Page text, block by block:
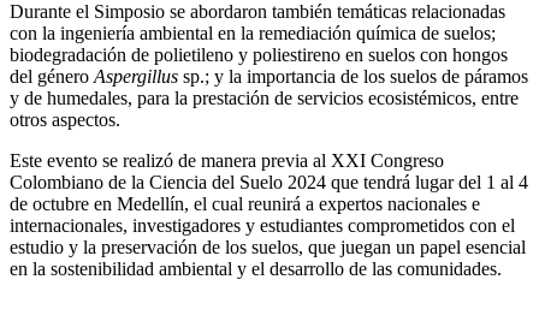
Durante el Simposio se abordaron también temáticas relacionadas
con la ingeniería ambiental en la remediación química de suelos;
biodegradación de polietileno y poliestireno en suelos con hongos
del géneroAspergillus sp.; y la importancia de los suelos de páramos
y de humedales, para la prestación de servicios ecosistémicos, entre
otros aspectos.
Este evento se realizó de manera previa al XXI Congreso
Colombiano de la Ciencia del Suelo 2024 que tendrá lugar del 1 al 4
de octubre en Medellín, el cual reunirá a expertos nacionales e
internacionales, investigadores y estudiantes comprometidos con el
estudio y la preservación de los suelos, que juegan un papel esencial
en la sostenibilidad ambiental y el desarrollo de las comunidades.